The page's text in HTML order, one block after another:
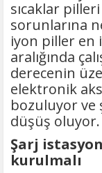
sıcaklar
sorunlarına
iyon piller en
aralığında
derecenin
elektronik
bozuluyor ve
düşüş oluyor.
Şarj
kurulmalı